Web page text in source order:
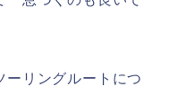
ーリングルートにつ